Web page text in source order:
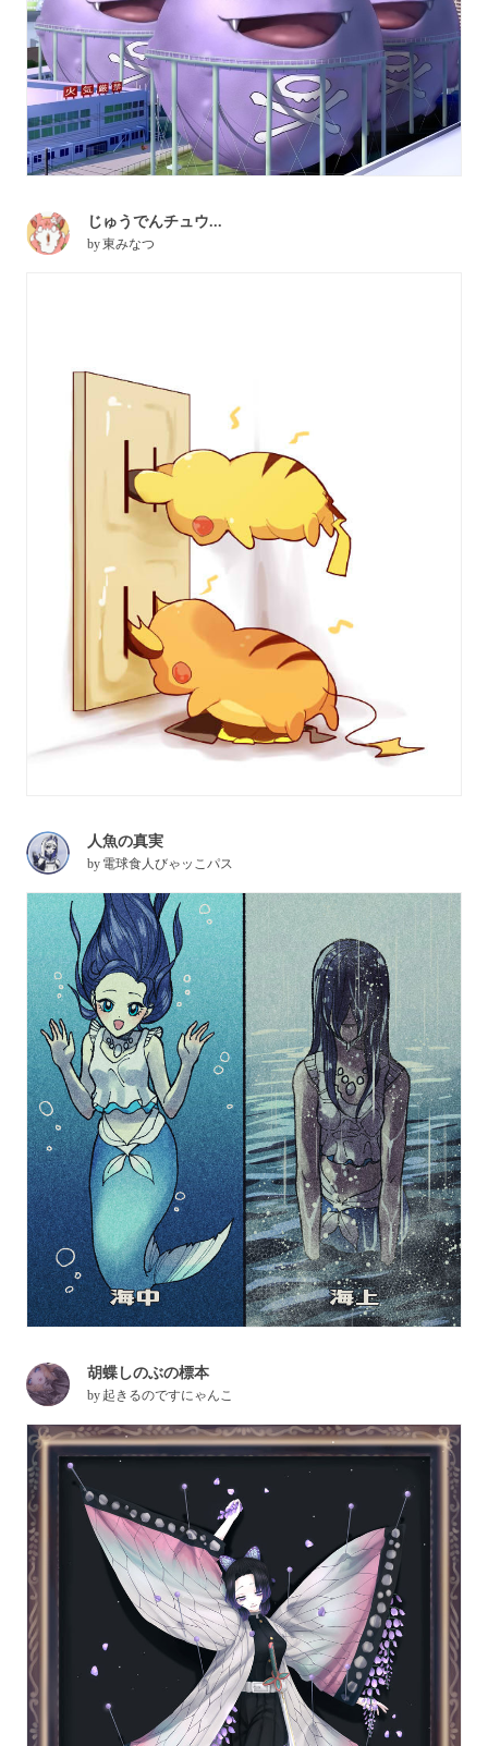
じゅうでんチュウ...
by東みなつ
人魚の真実
by 電球食人びゃッこパス
胡蝶しのぶの標本
by 起きるのですにゃんこ